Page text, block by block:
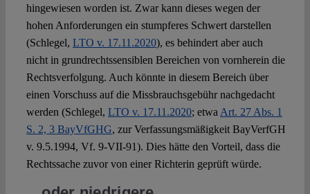
hingewiesen worden ist. Zwar kann dieses wegen der
hohen Anforderungen ein stumpferes Schwert darstellen
(Schlegel, LTO v. 17.11.2020), es behindert aber auch
nicht in grundrechtssensiblen Bereichen von vornherein die
Rechtsverfolgung. Auch könnte in diesem Bereich über
einen Vorschuss auf die Missbrauchsgebühr nachgedacht
werden (Schlegel, LTO v. 17.11.2020; etwa Art. 27 Abs. 1
S. 2, 3 BayVfGHG, zur Verfassungsmäßigkeit BayVerfGH
v. 9.5.1994, Vf. 9-VII-91). Dies hätte den Vorteil, dass die
Rechtssache zuvor von einer Richterin geprüft würde.